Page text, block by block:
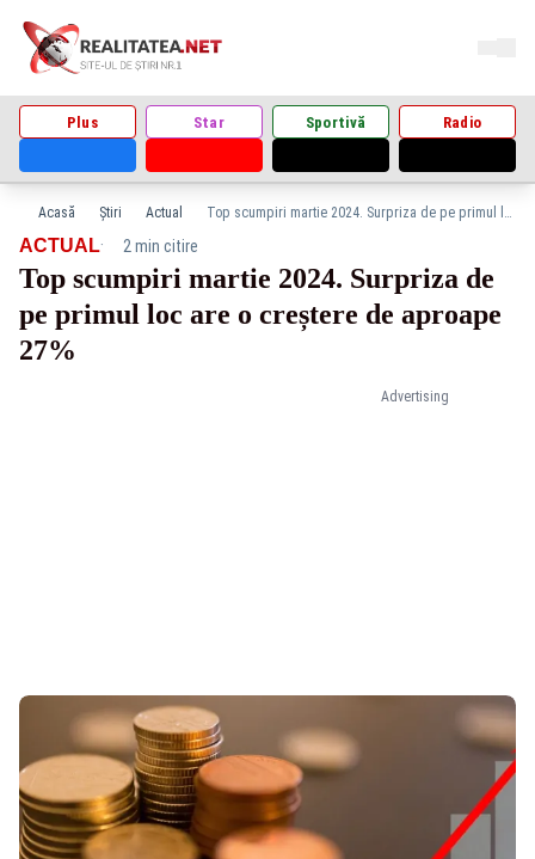
Plus Star Sportivă Radio
Acasă Știri Actual Top scumpiri martie 2024. Surpriza de pe primul loc are o creștere de aproape 27%
Advertising
ACTUAL· 2 min citire
Top scumpiri martie 2024. Surpriza de
pe primul loc are o creștere de aproape
27%